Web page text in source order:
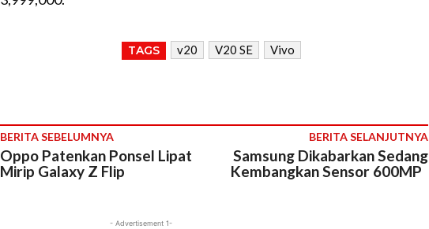
TAGS v20 V20 SE Vivo
BERITA SEBELUMNYA
Oppo Patenkan Ponsel Lipat
Mirip Galaxy Z Flip
BERITA SELANJUTNYA
Samsung Dikabarkan Sedang
Kembangkan Sensor 600MP
- Advertisement 1-